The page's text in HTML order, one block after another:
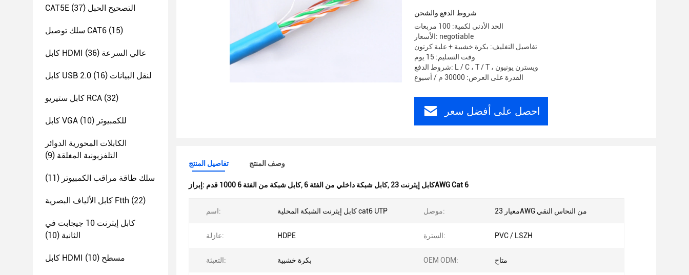
CAT5E التصحيح الحبل (37)
سلك توصيل CAT6 (15)
كابل HDMI عالي السرعة (36)
كابل USB 2.0 لنقل البيانات (16)
كابل ستيريو RCA (32)
كابل VGA للكمبيوتر (10)
الكابلات المحورية الدوائر
التلفزيونية المغلقة (9)
سلك طاقة مراقب الكمبيوتر (11)
كابل الألياف البصرية Ftth (22)
كابل إيثرنت 10 جيجابت في
الثانية (10)
كابل HDMI مسطح (10)
شروط الدفع والشحن
الحد الأدنى لكمية: 100 مربعات
الأسعار: negotiable
تفاصيل التغليف: بكرة خشبية + علبة كرتون
وقت التسليم: 15 يوم
شروط الدفع: L / C ، T / T ، ويسترن يونيون
القدرة على العرض: 30000 م / أسبوع
احصل على أفضل سعر
تفاصيل المنتج وصف المنتج
إبراز: كابل شبكة من الفئة 6 1000 قدم, كابل شبكة داخلي من الفئة 6, كابل إيثرنت 23AWG Cat 6
اسم: كابل إيثرنت الشبكة المحلية cat6 UTP موصل: معيار 23AWG من النحاس النقي
عازلة: HDPE السترة: PVC / LSZH
التعبئة: بكرة خشبية OEM ODM: متاح